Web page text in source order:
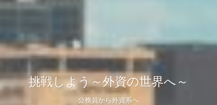
挑戦しよう～外資の世界へ～
公務員から外資系へ
挑戦しよう～外資の世界へ～
公務員から外資系へ
挑戦しよう～外資の世界へ～
公務員から外資系へ